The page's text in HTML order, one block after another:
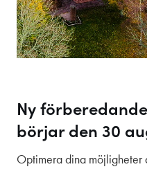
Praktisk information
Vi som jobbar här
Kontakt
Anslagstavlan
Sociala medier
Ny
börjar den 30
Optimera dina möjligheter